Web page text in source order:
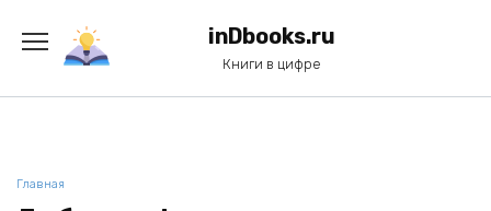
содержанию
inDbooks.ru
Книги в цифре
Главная